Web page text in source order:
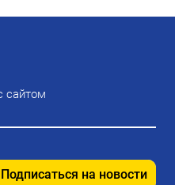
сайтом
Подписаться на новости